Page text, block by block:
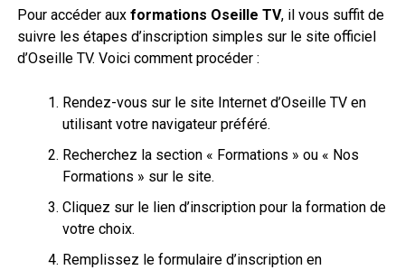
Pour accéder aux formations Oseille TV, il vous suffit de
suivre les étapes d’inscription simples sur le site officiel
d’Oseille TV. Voici comment procéder :
Rendez-vous sur le site Internet d’Oseille TV en
utilisant votre navigateur préféré.
Recherchez la section « Formations » ou « Nos
Formations » sur le site.
Cliquez sur le lien d’inscription pour la formation de
votre choix.
Remplissez le formulaire d’inscription en